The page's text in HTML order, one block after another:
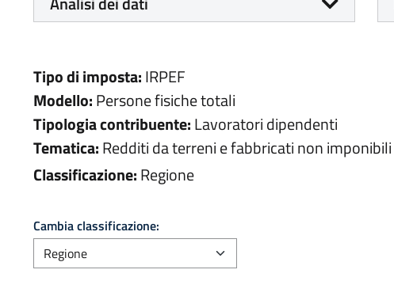
Tipo di imposta:IRPEF
Modello:Persone fisiche totali
Tipologia contribuente:Lavoratori dipendenti
Tematica:Redditi da terreni e fabbricati non imponibili
Classificazione:Regione
Cambia classificazione: